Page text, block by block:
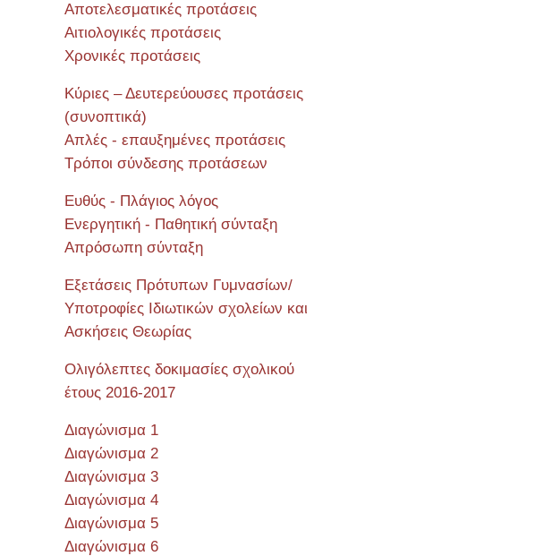
Αποτελεσματικές προτάσεις
Αιτιολογικές προτάσεις
Χρονικές προτάσεις
Κύριες – Δευτερεύουσες προτάσεις
(συνοπτικά)
Απλές - επαυξημένες προτάσεις
Τρόποι σύνδεσης προτάσεων
Ευθύς - Πλάγιος λόγος
Ενεργητική - Παθητική σύνταξη
Απρόσωπη σύνταξη
Εξετάσεις Πρότυπων Γυμνασίων/
Υποτροφίες Ιδιωτικών σχολείων και
Ασκήσεις Θεωρίας
Ολιγόλεπτες δοκιμασίες σχολικού
έτους 2016-2017
Διαγώνισμα 1
Διαγώνισμα 2
Διαγώνισμα 3
Διαγώνισμα 4
Διαγώνισμα 5
Διαγώνισμα 6